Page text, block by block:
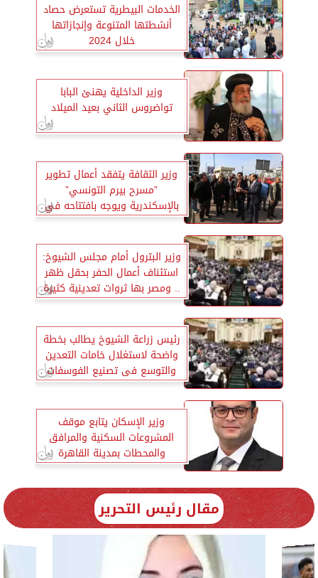
الخدمات البيطرية تستعرض حصاد
أنشطتها المتنوعة وإنجازاتها
خلال 2024
وزير الداخلية يهنئ البابا
تواضروس الثاني بعيد الميلاد
وزير الثقافة يتفقد أعمال تطوير
”مسرح بيرم التونسي”
بالإسكندرية ويوجه بافتتاحه في
عيد الفطر
وزير البترول أمام مجلس الشيوخ:
استئناف أعمال الحفر بحقل ظهر
.. ومصر بها ثروات تعدينية كثيرة
رئيس زراعة الشيوخ يطالب بخطة
واضحة لاستغلال خامات التعدين
والتوسع فى تصنيع الفوسفات
وزير الإسكان يتابع موقف
المشروعات السكنية والمرافق
والمحطات بمدينة القاهرة
الجديدة
مقال رئيس التحرير